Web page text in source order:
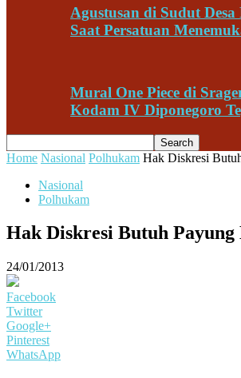
Agustusan di Sudut
Saat Persatuan
Mural One Piece di
Kodam IV Diponegoro
Home Nasional Polhukam Hak Diskresi
Nasional
Polhukam
Hak Diskresi Butuh
24/01/2013
Facebook
Twitter
Google+
Pinterest
WhatsApp